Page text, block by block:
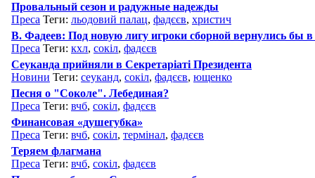
Провальный сезон и радужные надежды
Преса Теги: льодовий палац, фадєєв, христич
В. Фадеев: Под новую лигу игроки сборной вернулись бы
Преса Теги: кхл, сокіл, фадєєв
Сеуканда прийняли в Секретаріаті Президента
Новини Теги: сеуканд, сокіл, фадєєв, ющенко
Песня о "Соколе". Лебединая?
Преса Теги: вчб, сокіл, фадєєв
Финансовая «душегубка»
Преса Теги: вчб, сокіл, термінал, фадєєв
Теряем флагмана
Преса Теги: вчб, сокіл, фадєєв